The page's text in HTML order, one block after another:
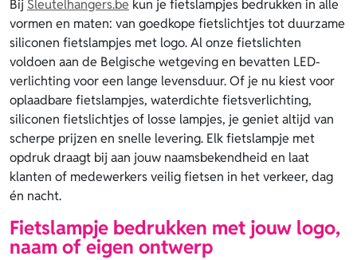
Bij Sleutelhangers.be kun je fietslampjes bedrukken in alle
vormen en maten: van goedkope fietslichtjes tot duurzame
siliconen fietslampjes met logo. Al onze fietslichten
voldoen aan de Belgische wetgeving en bevatten LED-
verlichting voor een lange levensduur. Of je nu kiest voor
oplaadbare fietslampjes, waterdichte fietsverlichting,
siliconen fietslichtjes of losse lampjes, je geniet altijd van
scherpe prijzen en snelle levering. Elk fietslampje met
opdruk draagt bij aan jouw naamsbekendheid en laat
klanten of medewerkers veilig fietsen in het verkeer, dag
én nacht.
Fietslampje bedrukken met jouw logo,
naam of eigen ontwerp